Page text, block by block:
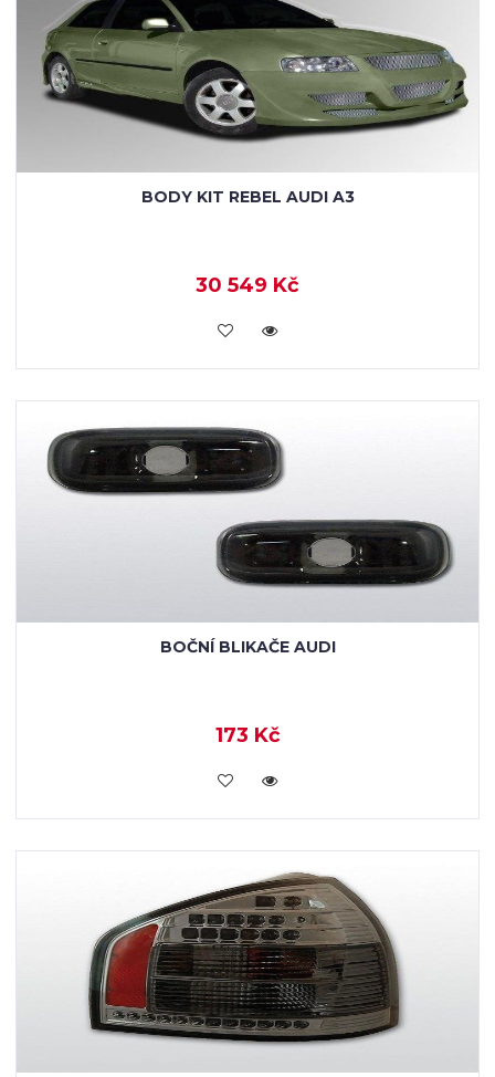
BODY KIT REBEL AUDI A3
30 549 Kč
KOUPIT
BOČNÍ BLIKAČE AUDI
173 Kč
KOUPIT